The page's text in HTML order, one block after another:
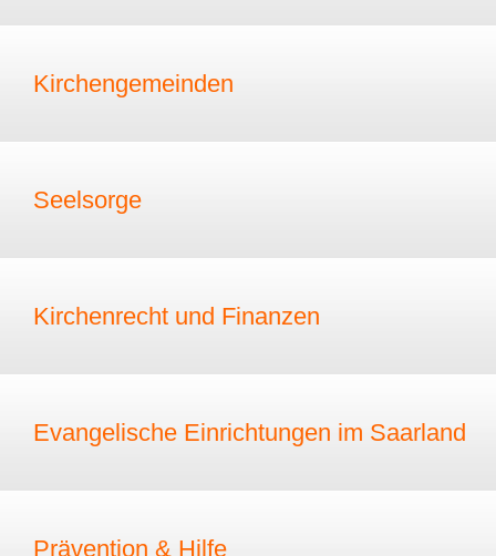
Kirchengemeinden
Seelsorge
Kirchenrecht und Finanzen
Evangelische Einrichtungen im Saarland
Prävention & Hilfe